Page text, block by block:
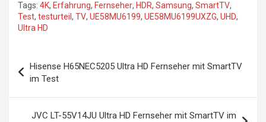
Tags: 4K, Erfahrung, Fernseher, HDR, Samsung, SmartTV,
Test, testurteil , TV, UE58MU6199, UE58MU6199UXZG, UHD,
Ultra HD
Hisense H65NEC5205 Ultra HD Fernseher mit SmartTV
im Test
JVC LT-55V14JU Ultra HD Fernseher mit SmartTV im